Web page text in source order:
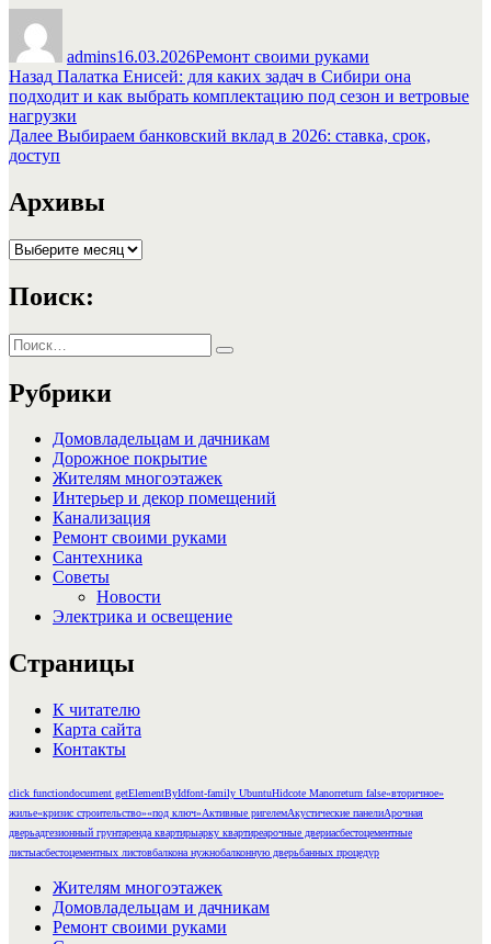
admins16.03.2026Ремонт своими руками
Навигация
по
записям
Назад Предыдущая
запись:
Палатка Енисей: для каких задач в Сибири она
подходит и как выбрать комплектацию под сезон и ветровые
нагрузки
Далее Следующая
запись:
Выбираем банковский вклад в 2026: ставка, срок,
доступ
Архивы
Архивы
Поиск:
Искать:
Поиск
Рубрики
Домовладельцам и дачникам
Дорожное покрытие
Жителям многоэтажек
Интерьер и декор помещений
Канализация
Ремонт своими руками
Сантехника
Советы
Новости
Электрика и освещение
Страницы
К читателю
Карта сайта
Контакты
click functiondocument getElementByIdfont-family UbuntuHidcote Manorreturn false«вторичное»
жилье«кризис строительство»«под ключ»Активные ригелемАкустические панелиАрочная
дверьадгезионный грунтаренда квартирыарку квартиреарочные двериасбестоцементные
листыасбестоцементных листовбалкона нужнобалконную дверьбанных процедур
Жителям многоэтажек
Домовладельцам и дачникам
Ремонт своими руками